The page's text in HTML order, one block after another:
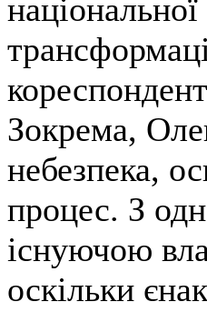
Зокрема,
небезпека,
процес. З
існуючою
оскільки